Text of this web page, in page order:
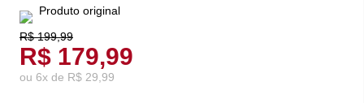
Produto original
R$ 199,99
R$ 179,99
ou 6x de R$ 29,99